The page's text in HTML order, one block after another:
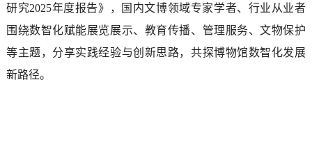
研究2025年度报告》，国内文博领域专家学者、行业从业者
围绕数智化赋能展览展示、教育传播、管理服务、文物保护
等主题，分享实践经验与创新思路，共探博物馆数智化发展
新路径。